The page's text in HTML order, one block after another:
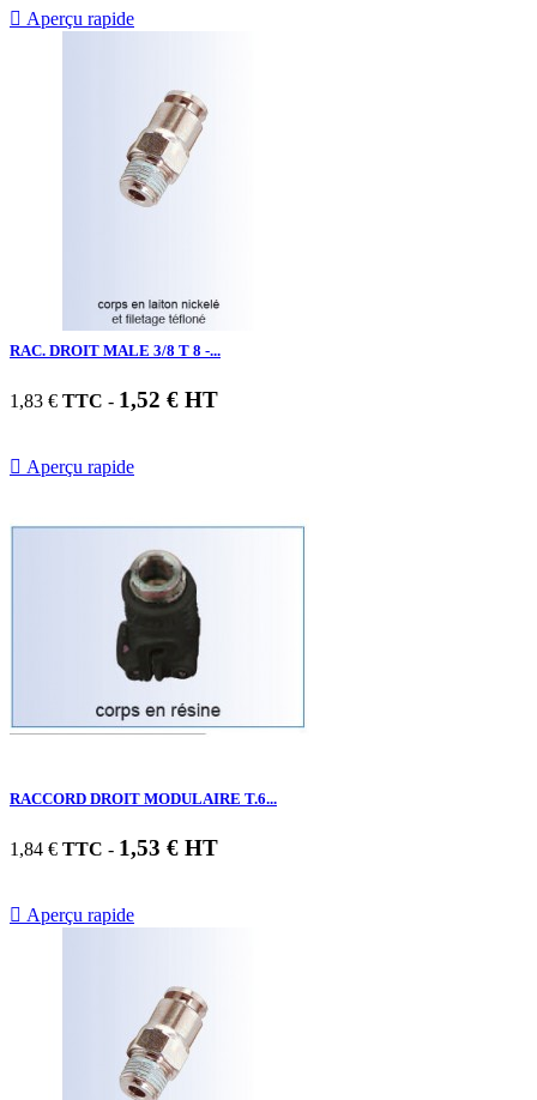
 Aperçu rapide
RAC. DROIT MALE 3/8 T 8 -...
1,83 € TTC - 1,52 € HT
 Aperçu rapide
RACCORD DROIT MODULAIRE T.6...
1,84 € TTC - 1,53 € HT
 Aperçu rapide